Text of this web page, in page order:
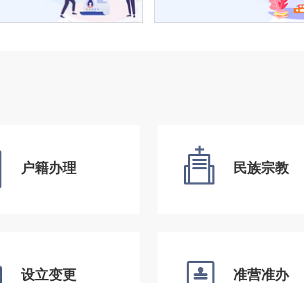
户籍办理 民族宗教
设立变更 准营准办